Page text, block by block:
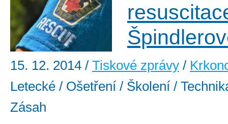
15. 12. 2014 / Tiskové zprávy /
Letecké / Ošetření / Školení /
Zásah